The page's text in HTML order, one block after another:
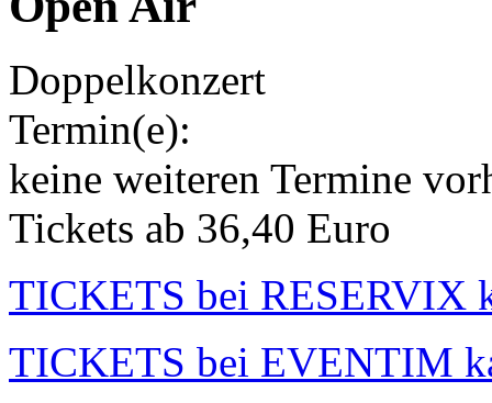
Doppelkonzert
Termin(e):
keine weiteren Termine
Tickets ab 36,40 Euro
TICKETS bei RESERVIX
TICKETS bei EVENTIM